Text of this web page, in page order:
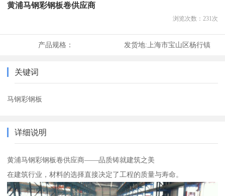
黄浦马钢彩钢板卷供应商
浏览次数： 231次
产品规格： 发货地: 上海市宝山区杨行镇
关键词
马钢彩钢板
详细说明
黄浦马钢彩钢板卷供应商——品质铸就建筑之美
在建筑行业，材料的选择直接决定了工程的质量与寿命。